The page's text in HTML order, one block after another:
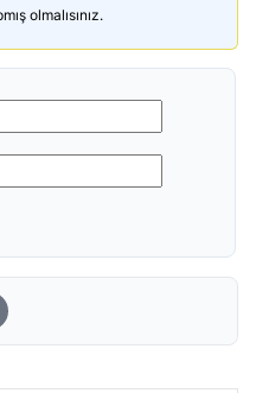
olmalısınız.